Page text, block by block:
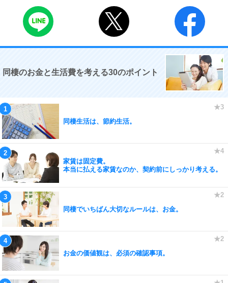
同棲のお金と生活費を考える30のポイント
同棲生活は、節約生活。
家賃は固定費。
本当に払える家賃なのか、契約前にしっかり考える。
同棲でいちばん大切なルールは、お金。
お金の価値観は、必須の確認事項。